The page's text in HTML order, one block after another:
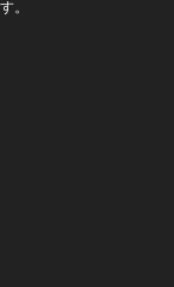
。